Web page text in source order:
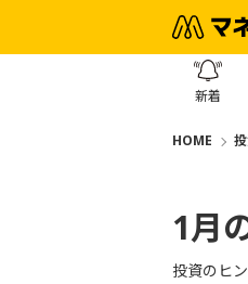
新着
HOME
1月
投資のヒ